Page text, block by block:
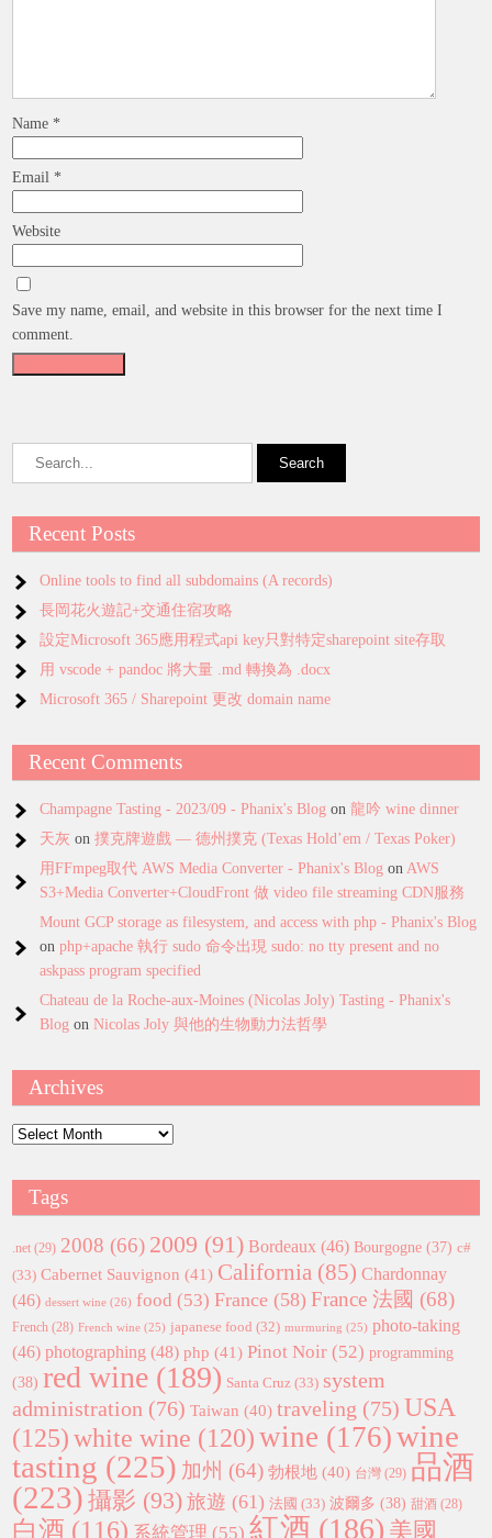
Name *
Email *
Website
Save my name, email, and website in this browser for the next time I
comment.
Recent Posts
Online tools to find all subdomains (A records)
長岡花火遊記+交通住宿攻略
設定Microsoft 365應用程式api key只對特定sharepoint site存取
用 vscode + pandoc 將大量 .md 轉換為 .docx
Microsoft 365 / Sharepoint 更改 domain name
Recent Comments
Champagne Tasting - 2023/09 - Phanix's Blog on龍吟 wine dinner
天灰 on撲克牌遊戲 — 德州撲克 (Texas Hold’em / Texas Poker)
用FFmpeg取代 AWS Media Converter - Phanix's Blog onAWS
S3+Media Converter+CloudFront 做 video file streaming CDN服務
Mount GCP storage as filesystem, and access with php - Phanix's Blog
onphp+apache 執行 sudo 命令出現 sudo: no tty present and no
askpass program specified
Chateau de la Roche-aux-Moines (Nicolas Joly) Tasting - Phanix's
Blog onNicolas Joly 與他的生物動力法哲學
Archives
Archives
Tags
.net (29) 2008 (66) 2009 (91) Bordeaux (46) Bourgogne (37) c#
(33) Cabernet Sauvignon (41) California (85) Chardonnay
(46) dessert wine (26) food (53) France (58) France 法國 (68)
French (28) French wine (25) japanese food (32) murmuring (25) photo-taking
(46) photographing (48) php (41) Pinot Noir (52) programming
(38) red wine (189) Santa Cruz (33) system
administration (76) Taiwan (40) traveling (75) USA
(125) white wine (120) wine (176)wine
tasting (225) 加州 (64) 勃根地 (40) 台灣 (29) 品酒
(223) 攝影 (93) 旅遊 (61) 法國 (33) 波爾多 (38) 甜酒 (28)
白酒 (116) 系統管理 (55) 紅酒 (186) 美國